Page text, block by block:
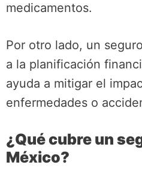
medicamentos.
Por otro lado, un
a la planificación
ayuda a mitigar el
enfermedades o
¿Qué cubre un
México?